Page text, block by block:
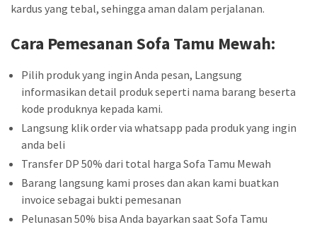
kardus yang tebal, sehingga aman dalam perjalanan.
Cara PemesananSofa Tamu Mewah:
Pilih produk yang ingin Anda pesan, Langsung
informasikan detail produk seperti nama barang beserta
kode produknya kepada kami.
Langsung klik order via whatsapp pada produk yang ingin
anda beli
Transfer DP 50% dari total harga Sofa Tamu Mewah
Barang langsung kami proses dan akan kami buatkan
invoice sebagai bukti pemesanan
Pelunasan 50% bisa Anda bayarkan saat Sofa Tamu